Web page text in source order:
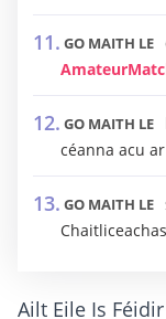
GO MAITH LE
GO MAITH LE
céanna acu
GO MAITH LE
Chaitliceachas
Ailt Eile Is